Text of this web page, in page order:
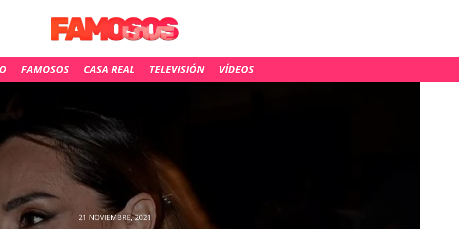
FAMOSOS CASA REAL TELEVISIÓN VÍDEOS
21 NOVIEMBRE, 2021